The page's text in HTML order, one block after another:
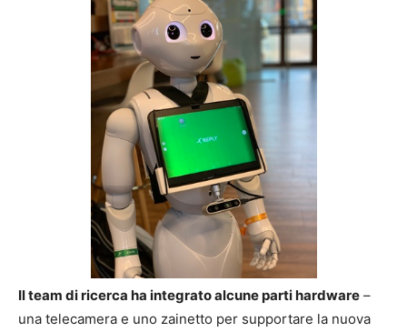
Il team di ricerca ha integrato alcune parti hardware –
una telecamera e uno zainetto per supportare la nuova